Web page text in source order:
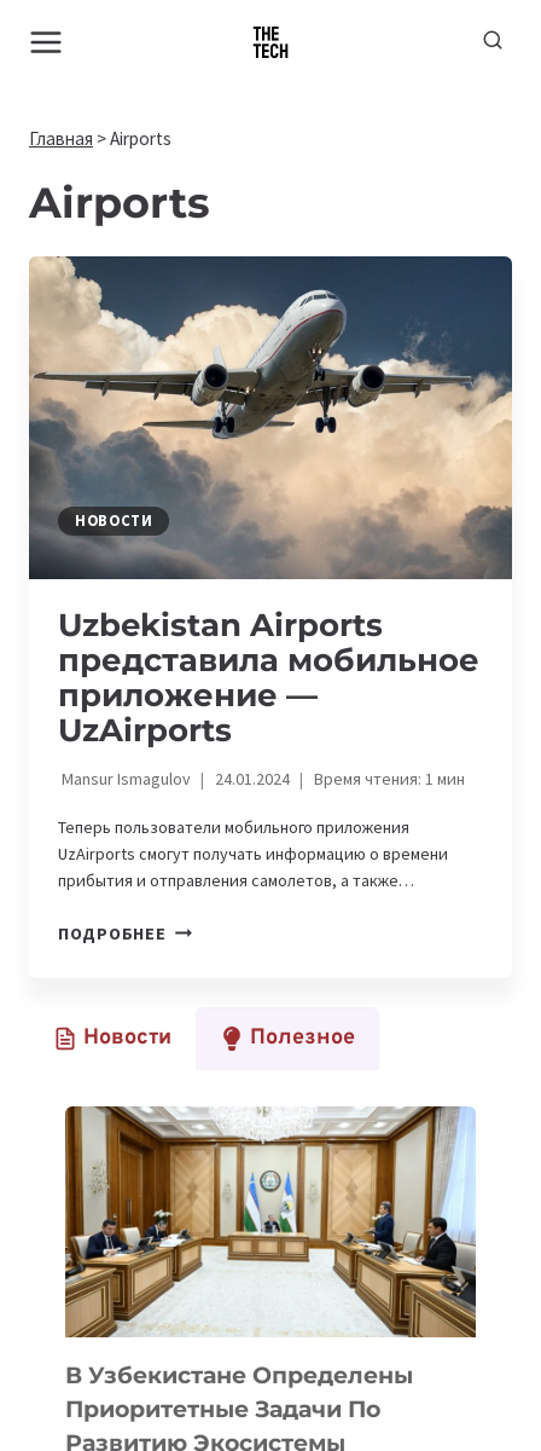
Главная >Airports
Airports
НОВОСТИ
Uzbekistan Airports
представила мобильное
приложение —
UzAirports
Mansur Ismagulov 24.01.2024 Время чтения: 1мин
Теперь пользователи мобильного приложения
UzAirports смогут получать информацию о времени
прибытия и отправления самолетов, а также…
ПОДРОБНЕЕ UZBEKISTAN
ПРИЛОЖЕНИЕ
Новости Полезное
В Узбекистане Определены
Приоритетные Задачи По
Развитию Экосистемы